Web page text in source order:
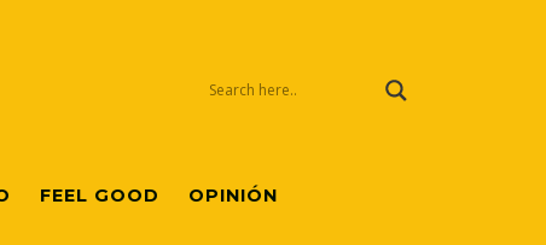
FEEL GOOD OPINIÓN